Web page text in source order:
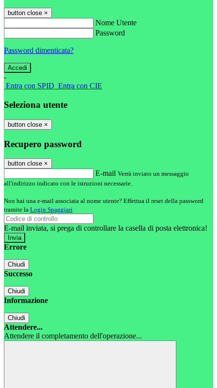
button close ×
Nome Utente
Password
Password dimenticata?
-
Entra con SPID Entra con CIE
Seleziona utente
button close ×
Recupero password
button close ×
E-mail Verrà inviato un messaggio
all'indirizzo indicato con le istruzioni necessarie.
Non hai una e-mail associata al nome utente? Effettua il reset della password
tramite la Login Spaggiari
E-mail inviata, si prega di controllare la casella di posta elettronica!
Errore
Chiudi
Successo
Chiudi
Informazione
Chiudi
Attendere...
Attendere il completamento dell'operazione...